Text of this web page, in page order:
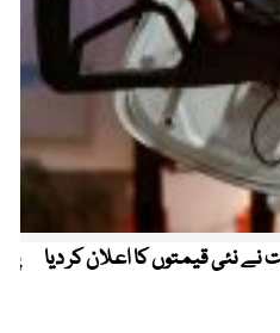
نے نئی قیمتوں کا اعلان کر دیا